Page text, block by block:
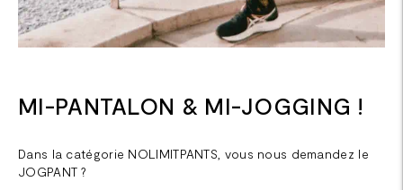
MI-PANTALON & MI-JOGGING !
Dans la catégorie NOLIMITPANTS, vous nous demandez le
JOGPANT ?